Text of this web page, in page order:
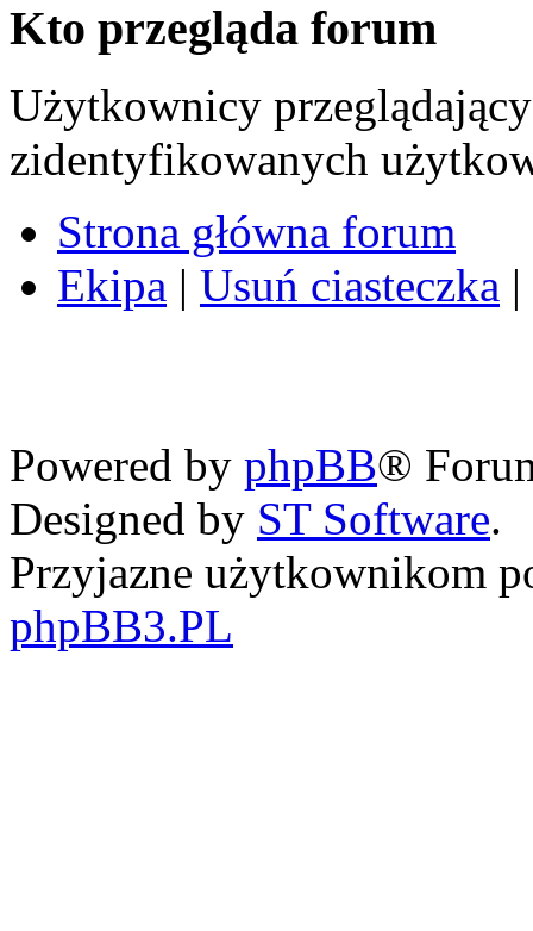
Kto przegląda forum
Użytkownicy
zidentyfikowanych
Strona główna forum
Ekipa | Usuń ciasteczka |
Powered by phpBB®
Designed by ST Software.
Przyjazne użytkownikom
phpBB3.PL